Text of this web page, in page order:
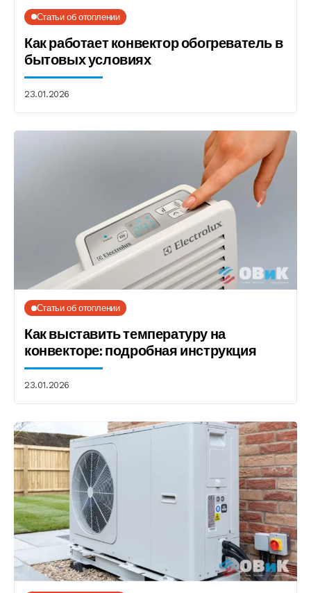
Статьи об отоплении
Как работает конвектор обогреватель в
бытовых условиях
23.01.2026
Статьи об отоплении
Как выставить температуру на
конвекторе: подробная инструкция
23.01.2026